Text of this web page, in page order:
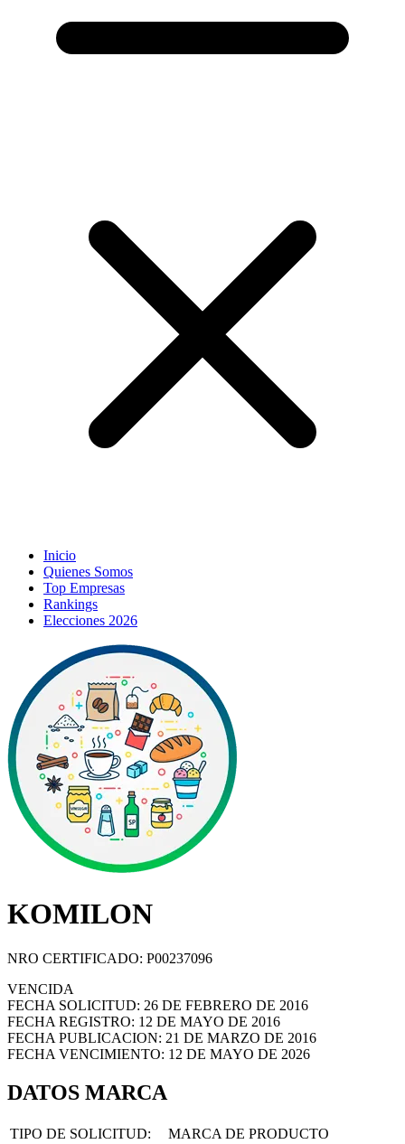
Inicio
Quienes Somos
Top Empresas
Rankings
Elecciones 2026
KOMILON
NRO CERTIFICADO: P00237096
VENCIDA
FECHA SOLICITUD: 26 DE FEBRERO DE 2016
FECHA REGISTRO: 12 DE MAYO DE 2016
FECHA PUBLICACION: 21 DE MARZO DE 2016
FECHA VENCIMIENTO: 12 DE MAYO DE 2026
DATOS MARCA
TIPO DE SOLICITUD:
MARCA DE PRODUCTO